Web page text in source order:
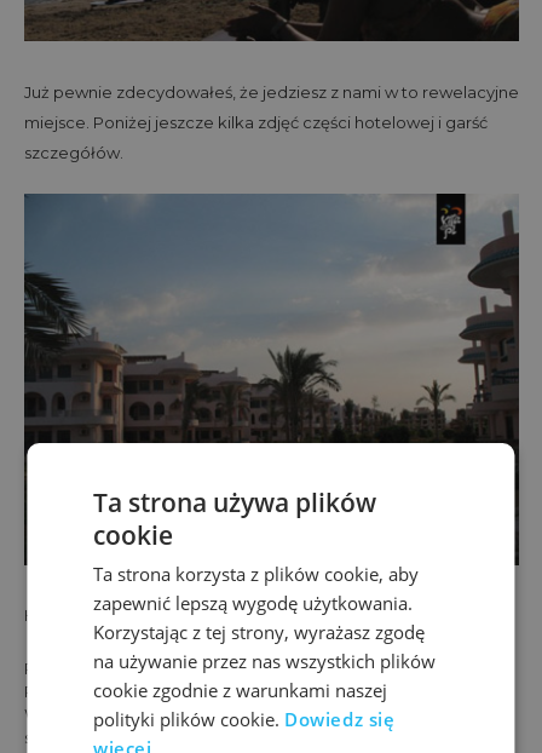
Już pewnie zdecydowałeś, że jedziesz z nami w to rewelacyjne
miejsce. Poniżej jeszcze kilka zdjęć części hotelowej i garść
szczegółów.
HOTEL GREEN SUDR 4* HB (śniadanie i obiadokolacja)
PLAŻA
Ras Sudr, bezpośrednio przy hotelu.ZAKWATEROWANIE
W trzy-piętrowych budynkach znajdują się pokoje
standardowe oraz pokoje typu ‚suite’, łącznie 136.POKOJE
Ta strona używa plików
cookie
Ta strona korzysta z plików cookie, aby
zapewnić lepszą wygodę użytkowania.
Korzystając z tej strony, wyrażasz zgodę
na używanie przez nas wszystkich plików
cookie zgodnie z warunkami naszej
polityki plików cookie. Dowiedz się
więcej